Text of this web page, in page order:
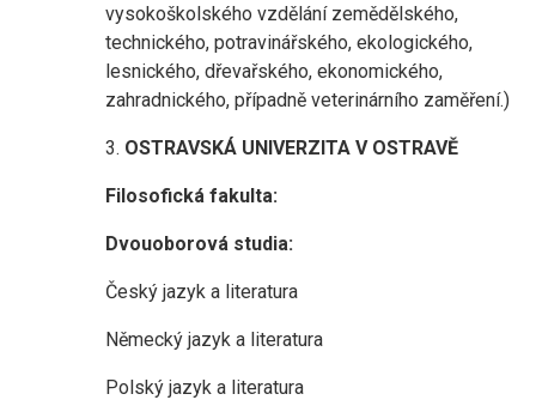
vysokoškolského vzdělání zemědělského,
technického, potravinářského, ekologického,
lesnického, dřevařského, ekonomického,
zahradnického, případně veterinárního zaměření.)
3. OSTRAVSKÁ UNIVERZITA V OSTRAVĚ
Filosofická fakulta:
Dvouoborová studia:
Český jazyk a literatura
Německý jazyk a literatura
Polský jazyk a literatura